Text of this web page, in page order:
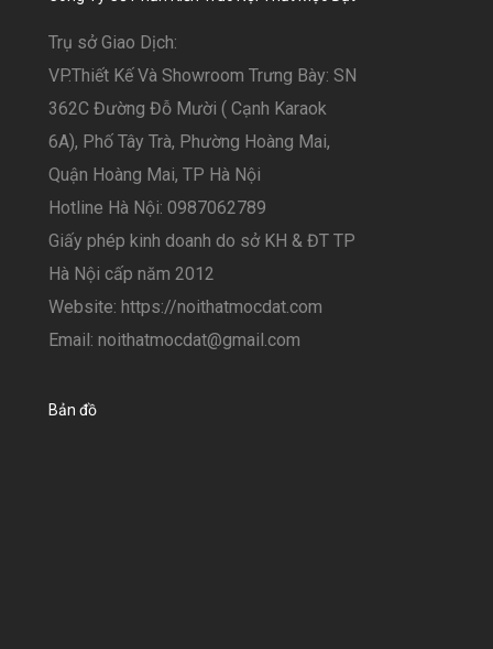
Trụ sở Giao Dịch:
VP.Thiết Kế Và Showroom Trưng Bày: SN
362C Đường Đỗ Mười ( Cạnh Karaok
6A), Phố Tây Trà, Phường Hoàng Mai,
Quận Hoàng Mai, TP Hà Nội
Hotline Hà Nội: 0987062789
Giấy phép kinh doanh do sở KH & ĐT TP
Hà Nội cấp năm 2012
Website: https://noithatmocdat.com
Email: noithatmocdat@gmail.com
Bản đồ